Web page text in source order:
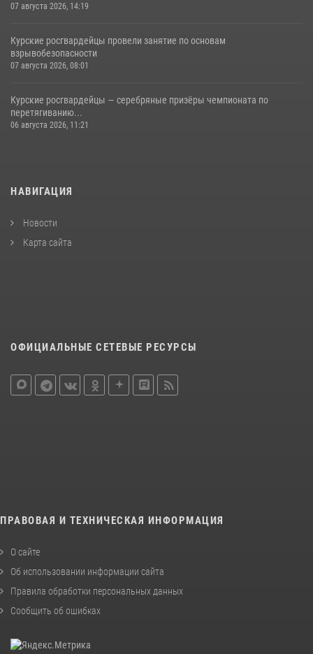
07 августа 2026, 14:19
Курские росгвардейцы провели занятие по основам
взрывобезопасности
07 августа 2026, 08:01
Курские росгвардейцы — серебряные призёры чемпионата по
перетягиванию...
06 августа 2026, 11:21
НАВИГАЦИЯ
Новости
Карта сайта
ОФИЦИАЛЬНЫЕ СЕТЕВЫЕ РЕСУРСЫ
ПРАВОВАЯ И ТЕХНИЧЕСКАЯ ИНФОРМАЦИЯ
О сайте
Об использовании информации сайта
Правила обработки персональных данных
Сообщить об ошибках